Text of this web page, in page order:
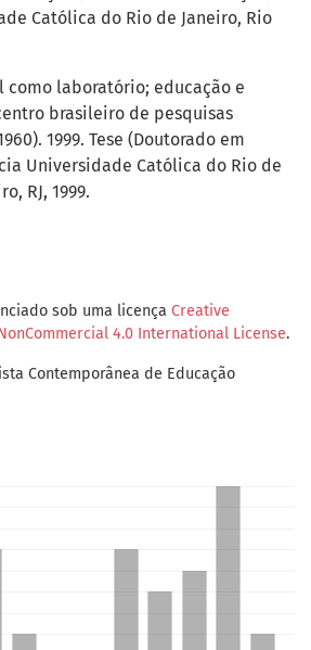
Católica do Rio de Janeiro, Rio
como laboratório; educação e
brasileiro de pesquisas
1999. Tese (Doutorado em
Universidade Católica do Rio de
RJ, 1999.
sob uma licença Creative
4.0 International License.
Contemporânea de Educação